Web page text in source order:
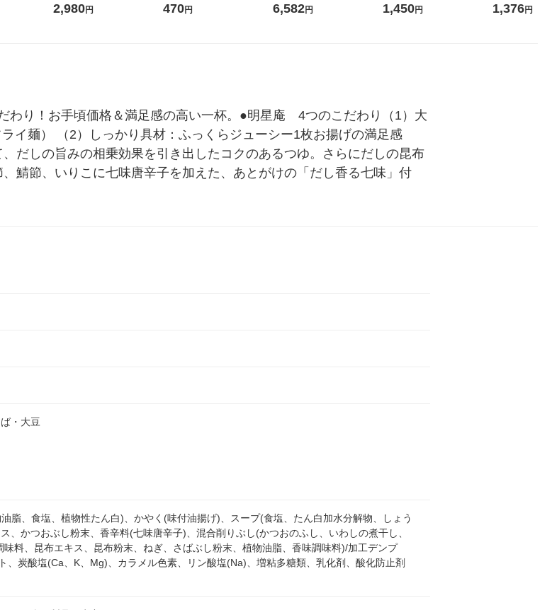
1セット
し 無洗米 5kg 1袋 令和7年産
2,980円
ックティッシュ フィオナ オ
470円
ーの香り 柔軟剤 詰め替え 超
6,582円
1箱（20本入）ラベルレス
1,450円
紙配合 スコッ
1,376円
わり！お手頃価格＆満足感の高い一杯。●明星庵　4つのこだわり（1）大
イ麺） （2）しっかり具材：ふっくらジューシー1枚お揚げの満足感
だしの旨みの相乗効果を引き出したコクのあるつゆ。さらにだしの昆布
鯖節、いりこに七味唐辛子を加えた、あとがけの「だし香る七味」付
・大豆
脂、食塩、植物性たん白)、かやく(味付油揚げ)、スープ(食塩、たん白加水分解物、しょう
、かつおぶし粉末、香辛料(七味唐辛子)、混合削りぶし(かつおのふし、いわしの煮干し、
料、昆布エキス、昆布粉末、ねぎ、さばぶし粉末、植物油脂、香味調味料)/加工デンプ
、炭酸塩(Ca、K、Mg)、カラメル色素、リン酸塩(Na)、増粘多糖類、乳化剤、酸化防止剤